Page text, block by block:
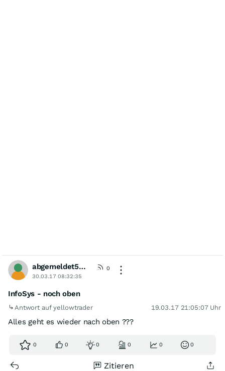
abgemeldet568354
0
30.03.17 08:32:35
InfoSys - noch oben
Antwort auf yellowtrader 19.03.17 21:05:07 Uhr
Alles geht es wieder nach oben ???
0 0 0 0 0 0
Zitieren